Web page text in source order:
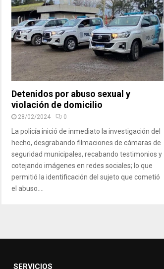
Detenidos por abuso sexual y
violación de domicilio
28/02/2024 0
La policía inició de inmediato la investigación del
hecho, desgrabando filmaciones de cámaras de
seguridad municipales, recabando testimonios y
cotejando imágenes en redes sociales; lo que
permitió la identificación del sujeto que cometió
el abuso....
SERVICIOS